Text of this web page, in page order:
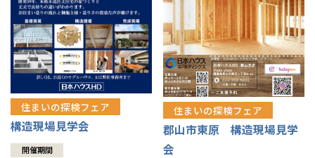
住まいの探検フェア
構造現場見学会
開催期間
住まいの探検フェア
郡山市東原 構造現場見学
会